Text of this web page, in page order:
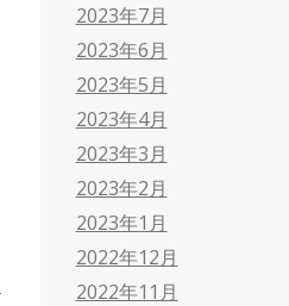
2023年7月
2023年6月
2023年5月
2023年4月
2023年3月
2023年2月
2023年1月
2022年12月
2022年11月